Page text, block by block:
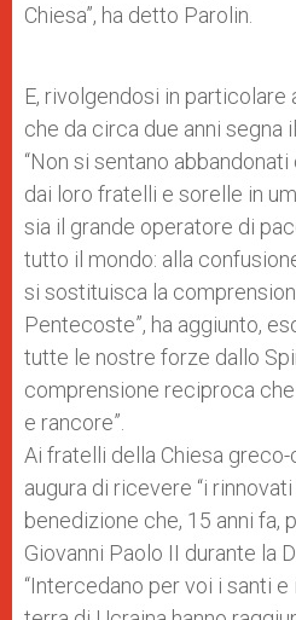
Chiesa”, ha detto Parolin.
E, rivolgendosi in
che da circa due anni segna
“Non si sentano
dai loro fratelli e sorelle in
sia il grande operatore di
tutto il mondo: alla
si sostituisca la
Pentecoste”, ha aggiunto,
tutte le nostre forze dallo
comprensione reciproca
e rancore”.
Ai fratelli della Chiesa
augura di ricevere “i
benedizione che, 15 anni fa,
Giovanni Paolo II durante la
“Intercedano per voi i santi